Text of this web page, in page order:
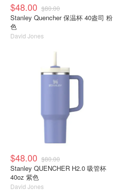
$48.00 $80.00
Stanley Quencher 保温杯 40盎司 粉
色
David Jones
$48.00 $80.00
Stanley QUENCHER H2.0 吸管杯
40oz 紫色
David Jones